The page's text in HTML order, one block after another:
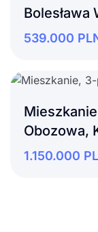
Bolesława
539.000
Obozowa,
1.150.000